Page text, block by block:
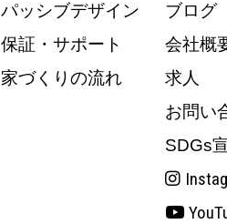
パッシブデザイン
保証・サポート
家づくりの流れ
ブログ
会社概
求人
お問い
SDGs